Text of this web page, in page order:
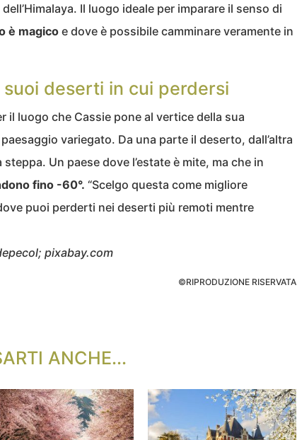
Il luogo ideale per imparare il senso di
è magicoe dove è possibile camminare veramente in
deserti in cui perdersi
il luogo che Cassie pone al vertice della sua
variegato. Da una parte il deserto, dall’altra
Un paese dove l’estate è mite, ma che in
fino -60°. “Scelgo questa come migliore
puoi perderti nei deserti più remoti mentre
pixabay.com
©RIPRODUZIONE RISERVATA
ANCHE...